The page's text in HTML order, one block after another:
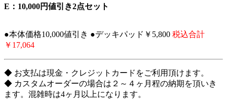
E：10,000円値引き2点セット
●本体価格10,000値引き ●デッキパッド￥5,800 税込合計
￥17,064
◆ お支払は現金・クレジットカードをご利用頂けます。
◆ カスタムオーダーの場合は２～４ヶ月程の納期を頂いき
ます。混雑時は4ヶ月以上になります。